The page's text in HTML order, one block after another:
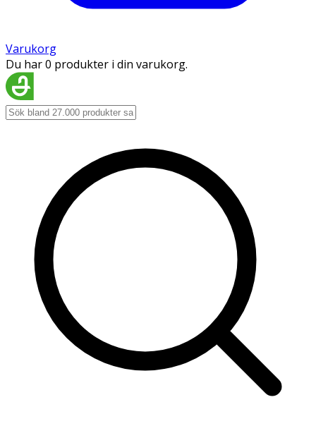
Varukorg
Du har 0 produkter i din varukorg.